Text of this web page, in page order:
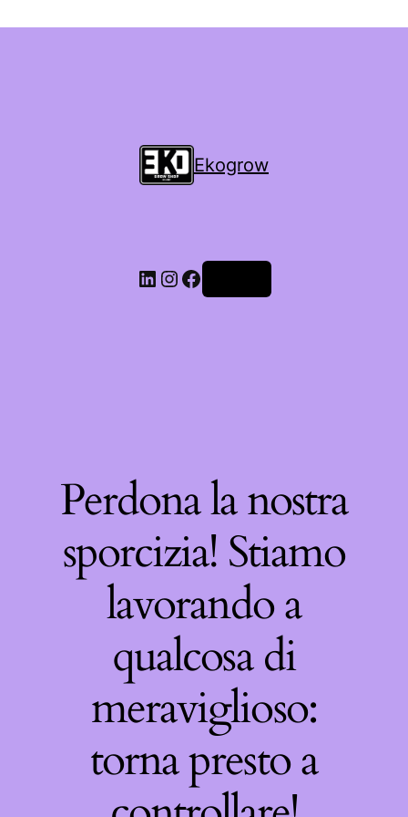
Ekogrow
Perdona la nostra
sporcizia! Stiamo
lavorando a
qualcosa di
meraviglioso:
torna presto a